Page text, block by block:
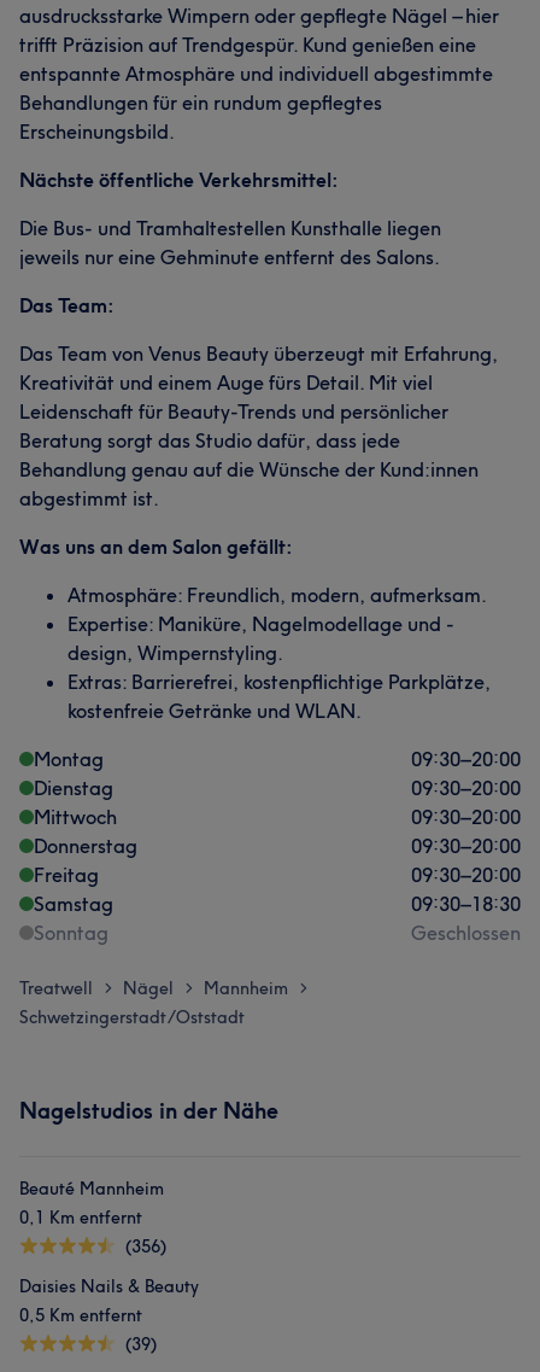
ausdrucksstarke Wimpern oder gepflegte Nägel – hier
trifft Präzision auf Trendgespür. Kund genießen eine
entspannte Atmosphäre und individuell abgestimmte
Behandlungen für ein rundum gepflegtes
Erscheinungsbild.
Nächste öffentliche Verkehrsmittel:
Die Bus- und Tramhaltestellen Kunsthalle liegen
jeweils nur eine Gehminute entfernt des Salons.
Das Team:
Das Team von Venus Beauty überzeugt mit Erfahrung,
Kreativität und einem Auge fürs Detail. Mit viel
Leidenschaft für Beauty-Trends und persönlicher
Beratung sorgt das Studio dafür, dass jede
Behandlung genau auf die Wünsche der Kund:innen
abgestimmt ist.
Was uns an dem Salon gefällt:
Atmosphäre: Freundlich, modern, aufmerksam.
Expertise: Maniküre, Nagelmodellage und -
design, Wimpernstyling.
Extras: Barrierefrei, kostenpflichtige Parkplätze,
kostenfreie Getränke und WLAN.
Montag
09:30–20:00
Dienstag
09:30–20:00
Mittwoch
09:30–20:00
Donnerstag
09:30–20:00
Freitag
09:30–20:00
Samstag
09:30–18:30
Sonntag
Geschlossen
Treatwell > Nägel > Mannheim >
Schwetzingerstadt/Oststadt
Nagelstudios in der Nähe
Beauté Mannheim
0,1 Km entfernt
(356)
Daisies Nails & Beauty
0,5 Km entfernt
(39)